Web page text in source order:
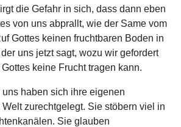
die Gefahr in sich, dass dann eben
von uns abprallt, wie der Same vom
Gottes keinen fruchtbaren Boden in
uns jetzt sagt, wozu wir gefordert
keine Frucht tragen kann.
haben sich ihre eigenen
zurechtgelegt. Sie stöbern viel in
Sie glauben